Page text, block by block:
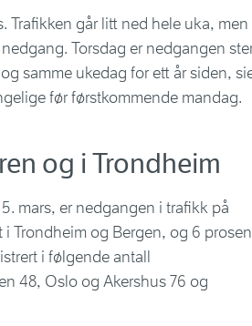
Trafikken går litt ned hele uka, men
Torsdag er nedgangen
samme ukedag for ett år siden,
før førstkommende mandag.
og i Trondheim
mars, er nedgangen i trafikk på
Trondheim og Bergen, og 6
i følgende antall
48, Oslo og Akershus 76 og